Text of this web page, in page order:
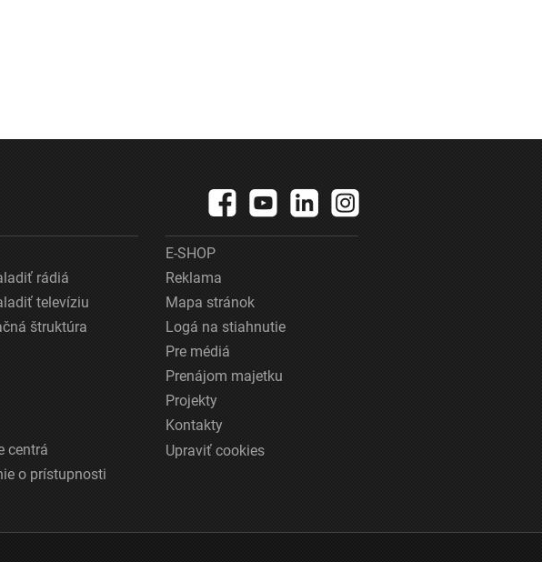
rádiá
televíziu
štruktúra
centrá
o prístupnosti
E-SHOP
Reklama
Mapa stránok
Logá na stiahnutie
Pre médiá
Prenájom majetku
Projekty
Kontakty
Upraviť cookies